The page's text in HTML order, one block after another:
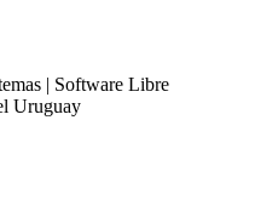
| Software Libre
Uruguay